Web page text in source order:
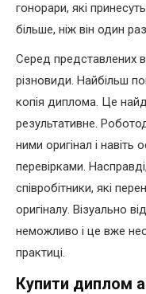
гонорари, які
більше, ніж він один
Серед представлених
різновиди. Найбільш
копія диплома. Це
результативне.
ними оригінал і
перевірками.
співробітники, які
оригіналу. Візуально
неможливо і це вже
практиці.
Купити диплом